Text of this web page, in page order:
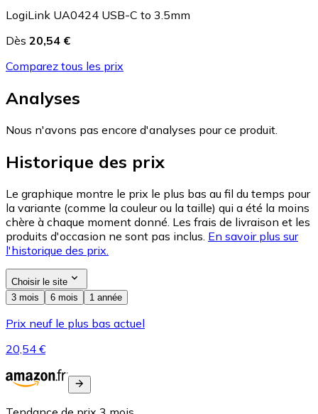
LogiLink UA0424 USB-C to 3.5mm
Dès 20,54 €
Comparez tous les prix
Analyses
Nous n'avons pas encore d'analyses pour ce produit.
Historique des prix
Le graphique montre le prix le plus bas au fil du temps pour
la variante (comme la couleur ou la taille) qui a été la moins
chère à chaque moment donné. Les frais de livraison et les
produits d'occasion ne sont pas inclus. En savoir plus sur
l'historique des prix.
Choisir le site
3 mois
6 mois 1 année
Prix neuf le plus bas actuel
20,54 €